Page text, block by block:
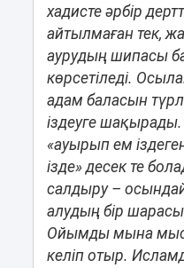
хадисте әрбір
айтылмаған тек,
аурудың шипасы
көрсетіледі.
адам баласын
іздеуге
«ауырып ем
ізде» десек те
салдыру –
алудың бір
Ойымды мына
келіп отыр.